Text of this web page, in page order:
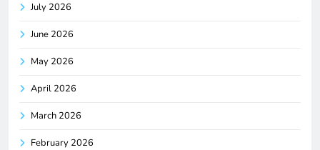
July 2026
June 2026
May 2026
April 2026
March 2026
February 2026